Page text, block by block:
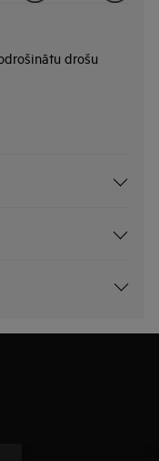
drošu